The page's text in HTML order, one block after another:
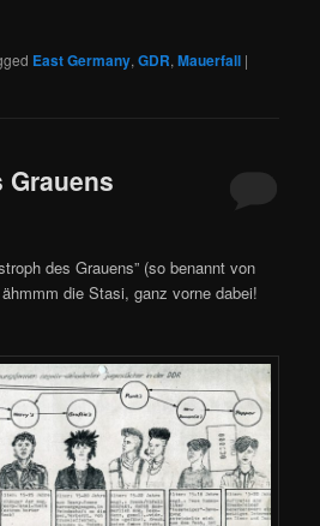
East Germany,GDR,Mauerfall |
des Grauens” (so benannt von
die Stasi, ganz vorne dabei!